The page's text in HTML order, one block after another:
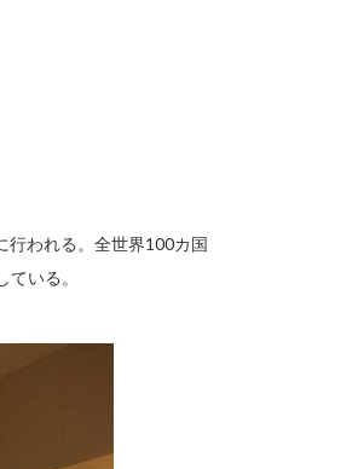
行われる。全世界100カ国
いる。